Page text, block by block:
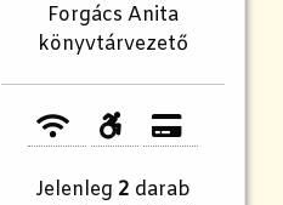
Forgács Anita
könyvtárvezető
Jelenleg 2 darab